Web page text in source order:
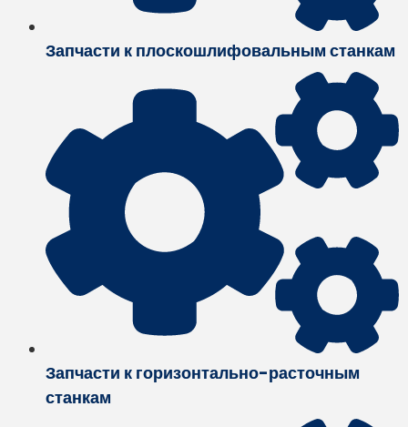
Запчасти к плоскошлифовальным станкам
Запчасти к горизонтально-расточным
станкам